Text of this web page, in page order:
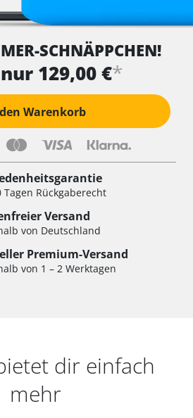
SCHNÄPPCHEN!
nur 129,00 €*
Warenkorb
Tagen Rückgaberecht
Versand
von Deutschland
Premium-Versand
von 1 – 2 Werktagen
dir einfach
mehr